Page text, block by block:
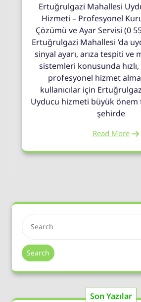
Ertuğrulgazi Mahallesi
Hizmeti – Profesyonel
Çözümü ve Ayar Servisi (0
Ertuğrulgazi Mahallesi ’da
sinyal ayarı, arıza tespiti ve
sistemleri konusunda
profesyonel hizmet
kullanıcılar için
Uyducu hizmeti büyük önem
şehirde
Read More
Search
Son Yazılar